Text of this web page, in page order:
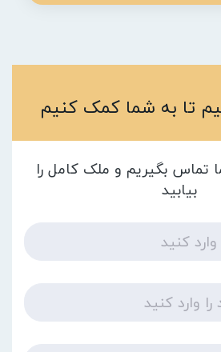
تا به شما کمک کنیم
تماس بگیریم و ملک کامل را
بیابید